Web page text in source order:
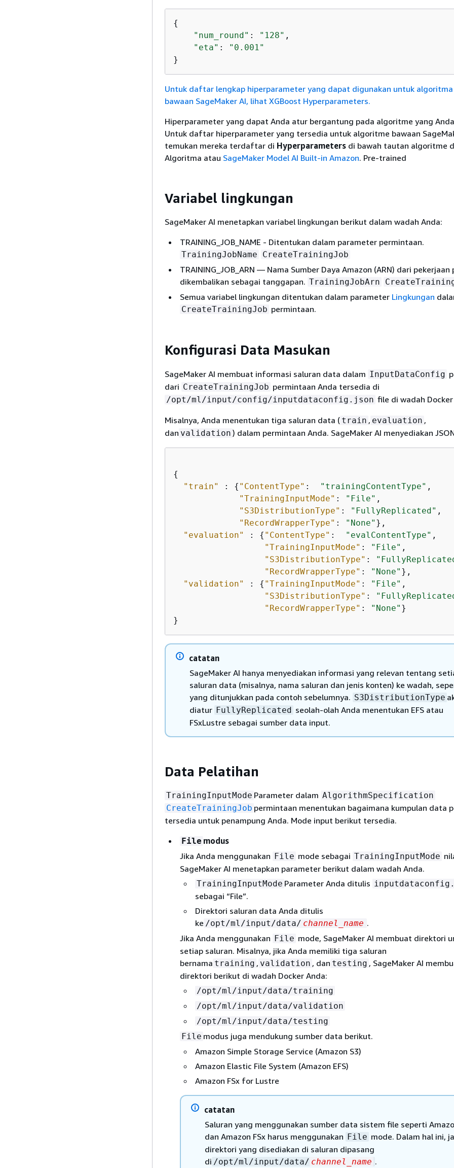
{
"num_round" : "128" ,
"eta" :
"0.001"
}
Untuk daftar lengkap hiperparameter yang dapat digunakan untuk algoritma
bawaan SageMaker AI, lihat XGBoost Hyperparameters.
Hiperparameter yang dapat Anda atur bergantung pada algoritme yang
Untuk daftar hiperparameter yang tersedia untuk algoritme bawaan
temukan mereka terdaftar di Hyperparameters di bawah tautan algoritme
Algoritma atau SageMaker Model AI Built-in Amazon. Pre-trained
Variabel lingkungan
SageMaker AI menetapkan variabel lingkungan berikut dalam wadah Anda:
TRAINING_JOB_NAME - Ditentukan dalam parameter permintaan.
TrainingJobName CreateTrainingJob
TRAINING_JOB_ARN — Nama Sumber Daya Amazon (ARN) dari pekerjaan
dikembalikan sebagai tanggapan. TrainingJobArn
Semua variabel lingkungan ditentukan dalam parameter Lingkungan
CreateTrainingJob permintaan.
Konfigurasi Data Masukan
SageMaker AI membuat informasi saluran data dalam InputDataConfig
dari CreateTrainingJob permintaan Anda tersedia di
/opt/ml/input/config/inputdataconfig.json file di wadah
Misalnya, Anda menentukan tiga saluran data ( train , evaluation ,
dan validation ) dalam permintaan Anda. SageMaker AI menyediakan
{
"train"
: { "ContentType" : "trainingContentType" ,
"TrainingInputMode" : "File" ,
"S3DistributionType" : "FullyReplicated" ,
"RecordWrapperType" : "None" },
"evaluation"
: { "ContentType" : "evalContentType" ,
"TrainingInputMode" : "File" ,
"S3DistributionType" :
"RecordWrapperType" : "None" },
"validation"
: { "TrainingInputMode" : "File" ,
"S3DistributionType" :
"RecordWrapperType" : "None" }
}
catatan
SageMaker AI hanya menyediakan informasi yang relevan tentang
saluran data (misalnya, nama saluran dan jenis konten) ke wadah,
yang ditunjukkan pada contoh sebelumnya. S3DistributionType
diatur FullyReplicated seolah-olah Anda menentukan EFS atau
FSxLustre sebagai sumber data input.
Data Pelatihan
TrainingInputMode Parameter dalam AlgorithmSpecification
CreateTrainingJob permintaan menentukan bagaimana kumpulan data
tersedia untuk penampung Anda. Mode input berikut tersedia.
File modus
Jika Anda menggunakan File mode sebagai TrainingInputMode
SageMaker AI menetapkan parameter berikut dalam wadah Anda.
TrainingInputMode Parameter Anda ditulis
sebagai “File”.
Direktori saluran data Anda ditulis
ke /opt/ml/input/data/ channel_name .
Jika Anda menggunakan File mode, SageMaker AI membuat direktori
setiap saluran. Misalnya, jika Anda memiliki tiga saluran
bernama training , validation , dan testing , SageMaker AI
direktori berikut di wadah Docker Anda:
/opt/ml/input/data/training
/opt/ml/input/data/validation
/opt/ml/input/data/testing
File modus juga mendukung sumber data berikut.
Amazon Simple Storage Service (Amazon S3)
Amazon Elastic File System (Amazon EFS)
Amazon FSx for Lustre
catatan
Saluran yang menggunakan sumber data sistem file seperti
dan Amazon FSx harus menggunakan File mode. Dalam hal ini,
direktori yang disediakan di saluran dipasang
di /opt/ml/input/data/ channel_name .